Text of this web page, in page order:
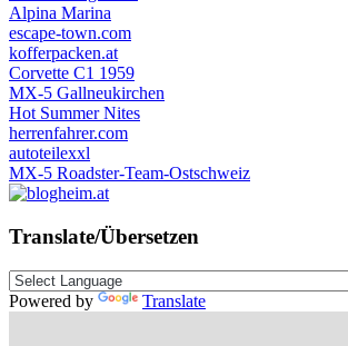
Alpina Marina
escape-town.com
kofferpacken.at
Corvette C1 1959
MX-5 Gallneukirchen
Hot Summer Nites
herrenfahrer.com
autoteilexxl
MX-5 Roadster-Team-Ostschweiz
Translate/Übersetzen
Powered by Translate